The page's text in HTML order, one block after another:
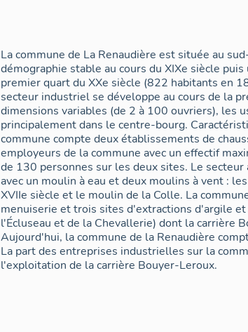
La commune de La Renaudière est située au
démographie stable au cours du XIXe siècle
premier quart du XXe siècle (822 habitants en
secteur industriel se développe au cours de la
dimensions variables (de 2 à 100 ouvriers), les
principalement dans le centre-bourg.
commune compte deux établissements de
employeurs de la commune avec un effectif
de 130 personnes sur les deux sites. Le secteur agroalimentaire est également présent
avec un moulin à eau et deux moulins à vent :
XVIIe siècle et le moulin de la Colle. La
menuiserie et trois sites d'extractions d'argile
l'Écluseau et de la Chevallerie) dont la carrière
Aujourd'hui, la commune de la Renaudière
La part des entreprises industrielles sur la
l'exploitation de la carrière Bouyer-Leroux.